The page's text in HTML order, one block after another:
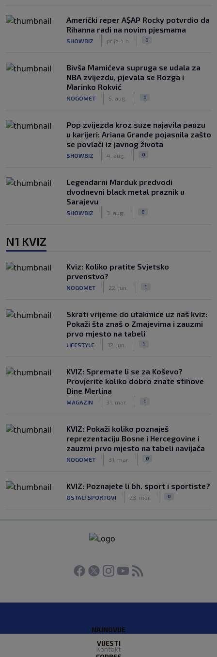
Američki reper A$AP Rocky potvrdio da
Rihanna radi na novim pjesmama
SHOWBIZ prije 4 h 0
Bivša Mamićeva supruga se udala za
NBA zvijezdu, pjevala se Rozga i
Marinko Rokvić
NOGOMET 5. aug. 0
Pop zvijezda kroz suze najavila pauzu
u karijeri: Ariana Grande pojasnila zašto
se povlači iz javnog života
SHOWBIZ 4. aug. 0
Legendarni Marduk predvodi
dvodnevni black metal praznik u
Sarajevu
SHOWBIZ 3. aug. 0
N1 KVIZ
Kviz: Koliko pratite Svjetsko
prvenstvo?
NOGOMET 22. jun. 1
Skrati vrijeme do utakmice uz naš kviz:
Pokaži šta znaš o Zmajevima i zauzmi
prvo mjesto na tabeli
LIFESTYLE 12. jun. 1
KVIZ: Spremate li se za Koševo?
Provjerite koliko dobro znate stihove
Dine Merlina
MAGAZIN 31. mar. 1
KVIZ: Pokaži koliko poznaješ
reprezentaciju Bosne i Hercegovine i
zauzmi prvo mjesto na tabeli navijača
NOGOMET 31. mar. 0
KVIZ: Poznajete li bh. sport i sportiste?
OSTALI SPORTOVI 23. mar. 0
NAJNOVIJE
VIJESTI
Kontakt